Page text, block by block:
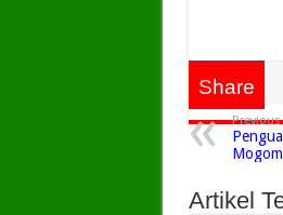
Share
Previous
Artikel